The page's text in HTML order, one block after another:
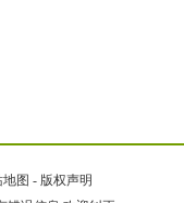
地图 - 版权声明